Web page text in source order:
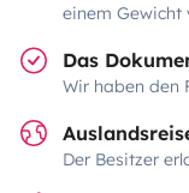
einem Gewicht
Das
Wir haben den
Der Besitzer